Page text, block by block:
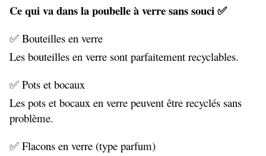
Ce qui va dans la poubelle à verre sans souci ✅
✅ Bouteilles en verre
Les bouteilles en verre sont parfaitement recyclables.
✅ Pots et bocaux
Les pots et bocaux en verre peuvent être recyclés sans
problème.
✅ Flacons en verre (type parfum)